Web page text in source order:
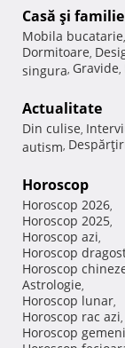
Casă şi familie
Mobila bucatarie,
Dormitoare,
singura, Gravide,
Actualitate
Din culise,
autism,
Horoscop
Horoscop 2026,
Horoscop 2025,
Horoscop azi,
Horoscop
Horoscop
Astrologie,
Horoscop lunar,
Horoscop rac azi,
Horoscop